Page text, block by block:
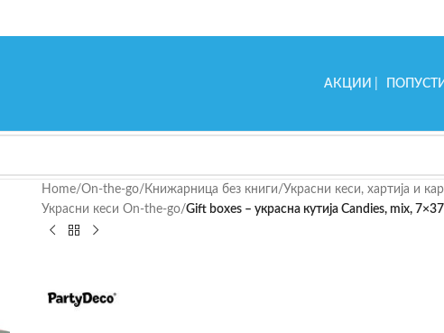
АКЦИИ ПОПУСТИ
Home/On-the-go/ Книжарница без книги/Украсни кеси, хартија и
Украсни кеси On-the-go/Gift boxes – украсна кутија Candies, mix,